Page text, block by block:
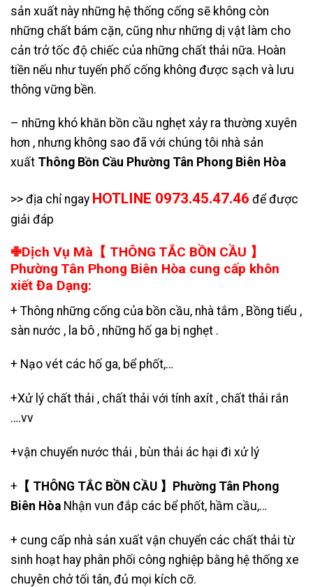
sản xuất này những hệ thống cống sẽ không còn
những chất bám cặn, cũng như những dị vật làm cho
cản trở tốc độ chiếc của những chất thải nữa. Hoàn
tiền nếu như tuyến phố cống không được sạch và lưu
thông vững bền.
– những khó khăn bồn cầu nghẹt xảy ra thường xuyên
hơn , nhưng không sao đã với chúng tôi nhà sản
xuất Thông Bồn Cầu Phường Tân Phong Biên Hòa
>> địa chỉ ngay HOTLINE 0973.45.47.46 để được
giải đáp
✙Dịch Vụ Mà【 THÔNG TẮC BỒN CẦU 】
Phường Tân Phong Biên Hòa cung cấp khôn
xiết Đa Dạng:
+ Thông những cống của bồn cầu, nhà tắm , Bồng tiểu ,
sàn nước , la bô , những hố ga bị nghẹt .
+ Nạo vét các hố ga, bể phốt,…
+Xử lý chất thải , chất thải với tính axít , chất thải rắn
….vv
+vận chuyển nước thải , bùn thải ác hại đi xử lý
+ 【 THÔNG TẮC BỒN CẦU 】Phường Tân Phong
Biên Hòa Nhận vun đắp các bể phốt, hầm cầu,…
+ cung cấp nhà sản xuất vận chuyển các chất thải từ
sinh hoạt hay phân phối công nghiệp bằng hệ thống xe
chuyên chở tối tân, đủ mọi kích cỡ.